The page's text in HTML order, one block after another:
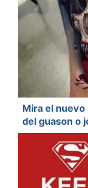
Mira el
del guason o